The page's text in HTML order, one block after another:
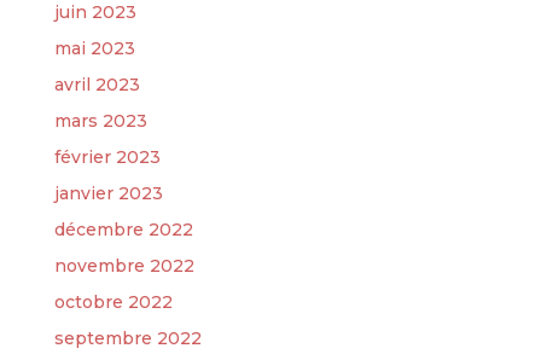
juin 2023
mai 2023
avril 2023
mars 2023
février 2023
janvier 2023
décembre 2022
novembre 2022
octobre 2022
septembre 2022